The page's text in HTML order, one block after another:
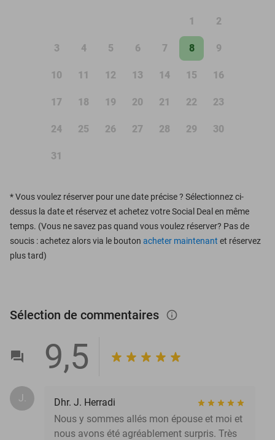
1 2
3 4 5 6 7 8 9
10 11 12 13 14 15 16
17 18 19 20 21 22 23
24 25 26 27 28 29 30
31
*Vous voulez réserver pour une date précise ? Sélectionnez ci-
dessus la date et réservez et achetez votre Social Deal en même
temps. (Vous ne savez pas quand vous voulez réserver? Pas de
soucis : achetez alors via le bouton acheter maintenant et réservez
plus tard)
Sélection de commentaires info_outlined
9,5
J.
Dhr. J. Herradi
Nous y sommes allés mon épouse et moi et
nous avons été agréablement surpris. Très